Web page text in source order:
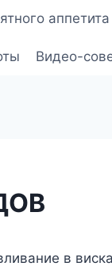
аппетита
Видео-
в